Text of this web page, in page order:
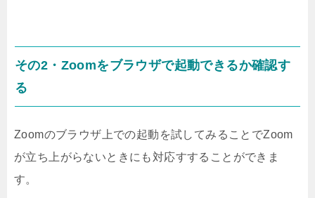
その2・Zoomをブラウザで起動できるか確認す
る
Zoomのブラウザ上での起動を試してみることでZoom
が立ち上がらないときにも対応すすることができま
す。